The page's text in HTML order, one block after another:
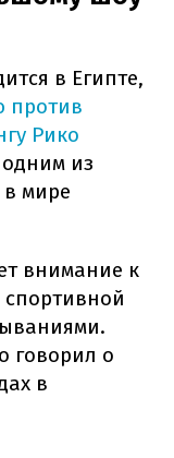
в Египте,
против
Рико
из
мире
внимание к
говорил о
в